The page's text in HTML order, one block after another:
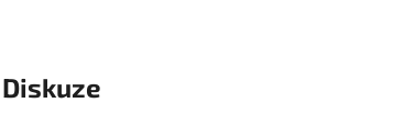
Diskuze